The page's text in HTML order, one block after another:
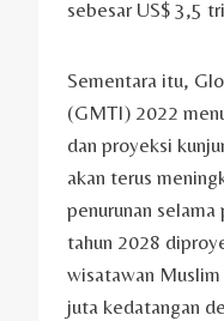
sebesar US$ 3,5
Sementara itu,
(GMTI) 2022
dan proyeksi
akan terus
penurunan
tahun 2028
wisatawan
juta kedatangan